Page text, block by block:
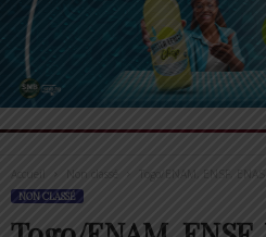
Accueil Togo/ENAM, ENSF,
NON CLASSÉ